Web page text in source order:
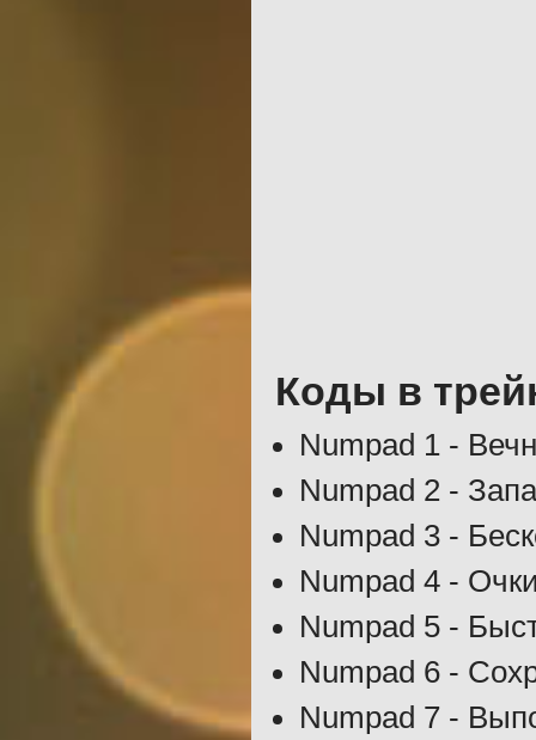
Коды в
Numpad 1 -
Numpad 2 -
Numpad 3 -
Numpad 4 -
Numpad 5 -
Numpad 6 -
Numpad 7 -